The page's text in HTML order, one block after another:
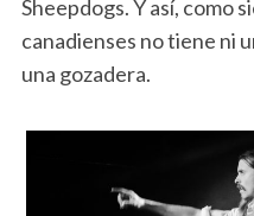
Sheepdogs. Y así, como
canadienses no tiene ni
una gozadera.